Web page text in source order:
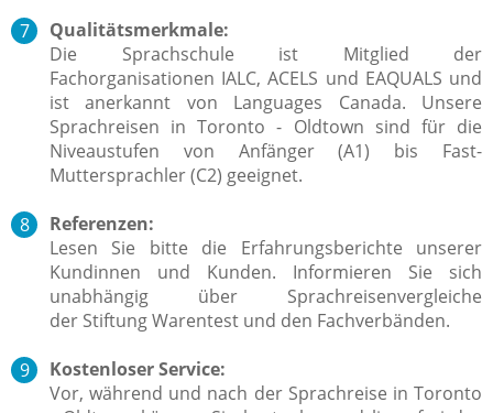
Qualitätsmerkmale:
Die Sprachschule ist Mitglied der
Fachorganisationen IALC, ACELS und EAQUALS und
ist anerkannt von Languages Canada. Unsere
Sprachreisen in Toronto - Oldtown sind für die
Niveaustufen von Anfänger (A1) bis Fast-
Muttersprachler (C2) geeignet.
Referenzen:
Lesen Sie bitte die Erfahrungsberichte unserer
Kundinnen und Kunden. Informieren Sie sich
unabhängig über Sprachreisenvergleiche
der Stiftung Warentest und den Fachverbänden.
Kostenloser Service:
Vor, während und nach der Sprachreise in Toronto